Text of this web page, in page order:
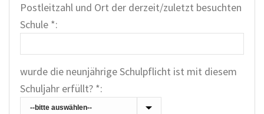
Postleitzahl und Ort der derzeit/zuletzt besuchten
Schule *:
wurde die neunjährige Schulpflicht ist mit diesem
Schuljahr erfüllt? *: